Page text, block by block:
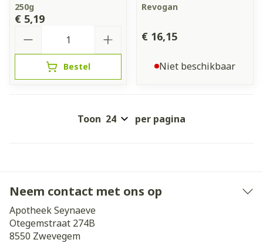
250g
€ 5,19
Bestel
Revogan
€ 16,15
Niet beschikbaar
Toon per pagina
Neem contact met ons op
Apotheek Seynaeve
Otegemstraat 274B
8550 Zwevegem